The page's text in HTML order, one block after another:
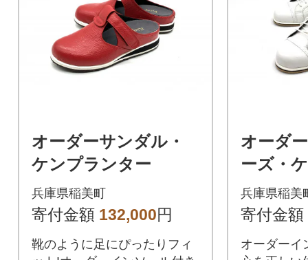
オーダーサンダル・
ケンプランター
兵庫県稲美町
寄付金額 132,000円
靴のように足にぴったりフィ
オーダ
ーズ・
ー
タイプ
兵庫県稲美
寄付金額
オーダーイ